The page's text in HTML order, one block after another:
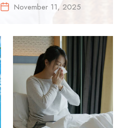
ให้เข้ากับการแต่ง
November 11, 2025